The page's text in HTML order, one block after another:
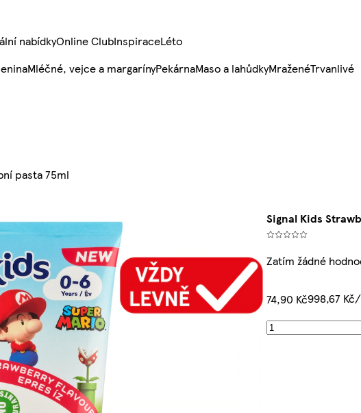
nabídkyOnline ClubInspiraceLéto
Mléčné, vejce a margarínyPekárnaMaso a lahůdkyMraženéTrvanlivé
pasta 75ml
Signal Kids
Zatím žádné
74,90 Kč998,67